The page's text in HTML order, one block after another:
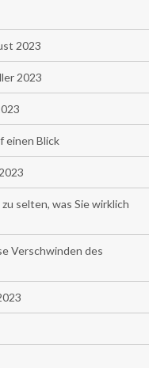
2023
2023
einen Blick
selten, was Sie wirklich
Verschwinden des